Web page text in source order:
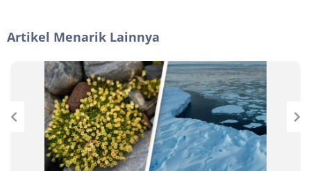
Artikel Menarik Lainnya